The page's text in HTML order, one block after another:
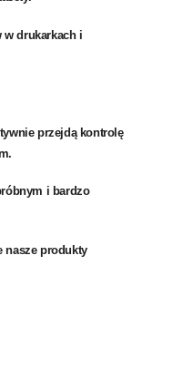
w drukarkach i
przejdą kontrolę
.
i bardzo
nasze produkty